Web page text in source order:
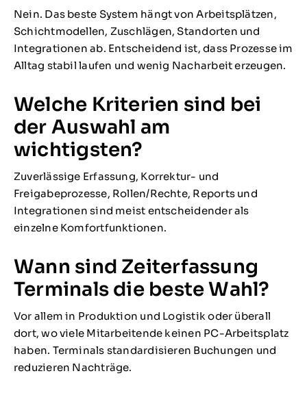
Nein. Das beste System hängt von Arbeitsplätzen,
Schichtmodellen, Zuschlägen, Standorten und
Integrationen ab. Entscheidend ist, dass Prozesse im
Alltag stabil laufen und wenig Nacharbeit erzeugen.
Welche Kriterien sind bei
der Auswahl am
wichtigsten?
Zuverlässige Erfassung, Korrektur- und
Freigabeprozesse, Rollen/Rechte, Reports und
Integrationen sind meist entscheidender als
einzelne Komfortfunktionen.
Wann sind Zeiterfassung
Terminals die beste Wahl?
Vor allem in Produktion und Logistik oder überall
dort, wo viele Mitarbeitende keinen PC-Arbeitsplatz
haben. Terminals standardisieren Buchungen und
reduzieren Nachträge.